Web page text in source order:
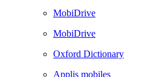
MobiDrive
MobiDrive
Oxford Dictionary
Applis mobiles